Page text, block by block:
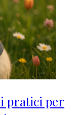
pratici per